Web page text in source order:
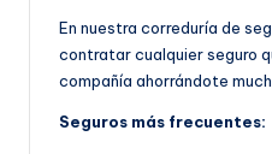
En nuestra correduría de
contratar cualquier seguro
compañía ahorrándote
Seguros más frecuentes: